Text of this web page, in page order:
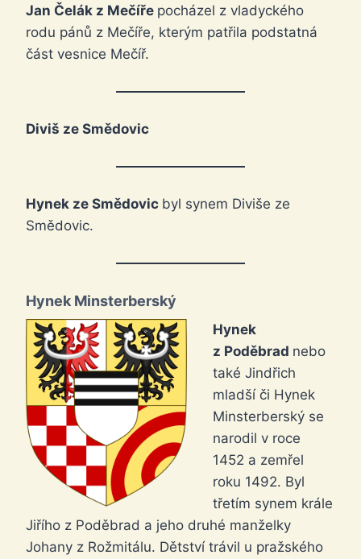
Jan Čelák z Mečíře pocházel z vladyckého
rodu pánů z Mečíře, kterým patřila podstatná
část vesnice Mečíř.
Diviš ze Smědovic
Hynek ze Smědovic byl synem Diviše ze
Smědovic.
Hynek Minsterberský
Hynek
z Poděbrad nebo
také Jindřich
mladší či Hynek
Minsterberský se
narodil v roce
1452 a zemřel
roku 1492. Byl
třetím synem krále
Jiřího z Poděbrad a jeho druhé manželky
Johany z Rožmitálu. Dětství trávil u pražského